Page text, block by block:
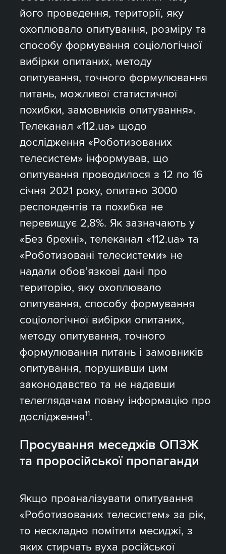
його проведення, території, яку
охоплювало опитування, розміру та
способу формування соціологічної
вибірки опитаних, методу
опитування, точного формулювання
питань, можливої статистичної
похибки, замовників опитування».
Телеканал «112.ua» щодо
дослідження «Роботизованих
телесистем» інформував, що
опитування проводилося з 12 по 16
січня 2021 року, опитано 3000
респондентів та похибка не
перевищує 2,8%. Як зазначають у
«Без брехні», телеканал «112.ua» та
«Роботизовані телесистеми» не
надали обов’язкові дані про
територію, яку охоплювало
опитування, способу формування
соціологічної вибірки опитаних,
методу опитування, точного
формулювання питань і замовників
опитування, порушивши цим
законодавство та не надавши
телеглядачам повну інформацію про
дослідження11.
Просування меседжів ОПЗЖ
та проросійської пропаганди
Якщо проаналізувати опитування
«Роботизованих телесистем» за рік,
то нескладно помітити месиджі, з
яких стирчать вуха російської